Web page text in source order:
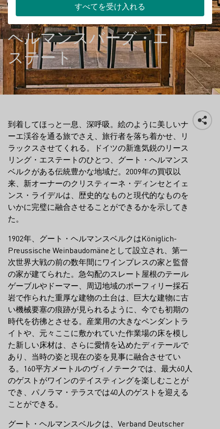
ヘルマンスバーグ・エ
ステート
到着してほっと一息、深呼吸。絵のように美しいナ
ーエ渓谷を通る旅でさえ、旅行者を落ち着かせ、リ
ラックスさせてくれる。ドイツの新進気鋭のリース
リング・エステートのひとつ、グート・ヘルマンス
ベルクがある伝統豊かな地域だ。2009年の買収以
来、新オーナーのクリスティーネ・ディンセとイェ
ンス・ライデルは、歴史的なものと現代的なものを
いかに完璧に融合させることができるかを示してき
た。
1902年、グート・ヘルマンスベルクはKöniglich-
Preussische Weinbaudomäneとして設立され、第一
次世界大戦の前の数年間にワインプレスの家と監督
の家が建てられた。急勾配のスレート屋根のテール
ゲーブルやドーマー、周辺地域のポーフィリー採石
岩で作られた重厚な建物の土台は、巨大な建物に古
い機械要塞の痕跡が見られるように、今でも初期の
時代を彷彿とさせる。産業用の大きなペンダントラ
イトや、元々ここに敷かれていた作業場の床を模し
た新しい床材は、さらに愛情を込めたディテールで
あり、当時の姿と現在の姿を見事に融合させてい
る。160平方メートルのヴィノテークでは、最大60人
のゲストがワインのテイスティングを楽しむことが
でき、パノラマ・テラスでは40人のゲストを迎える
ことができる。
グート・ヘルマンスベルクは、Verband Deutscher
すべてを受け入れる